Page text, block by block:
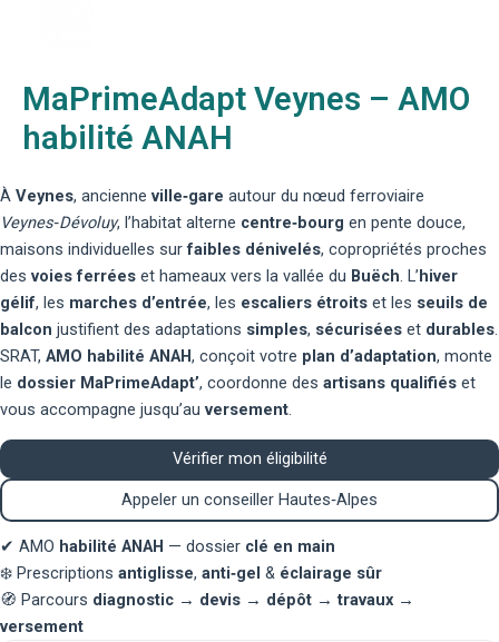
MaPrimeAdapt Veynes – AMO
habilité ANAH
À Veynes, ancienne ville‑gare autour du nœud ferroviaire
Veynes‑Dévoluy, l’habitat alterne centre‑bourg en pente douce,
maisons individuelles surfaibles dénivelés, copropriétés proches
des voies ferrées et hameaux vers la vallée du Buëch. L’hiver
gélif, les marches d’entrée, les escaliers étroits et les seuils de
balcon justifient des adaptations simples, sécurisées et durables.
SRAT, AMO habilité ANAH, conçoit votre plan d’adaptation, monte
le dossier MaPrimeAdapt’, coordonne des artisans qualifiés et
vous accompagne jusqu’au versement.
Vérifier mon éligibilité
Appeler un conseiller Hautes‑Alpes
✔ AMO habilité ANAH — dossier clé en main
❄️ Prescriptions antiglisse, anti‑gel & éclairage sûr
🧭 Parcours diagnostic → devis → dépôt → travaux →
versement